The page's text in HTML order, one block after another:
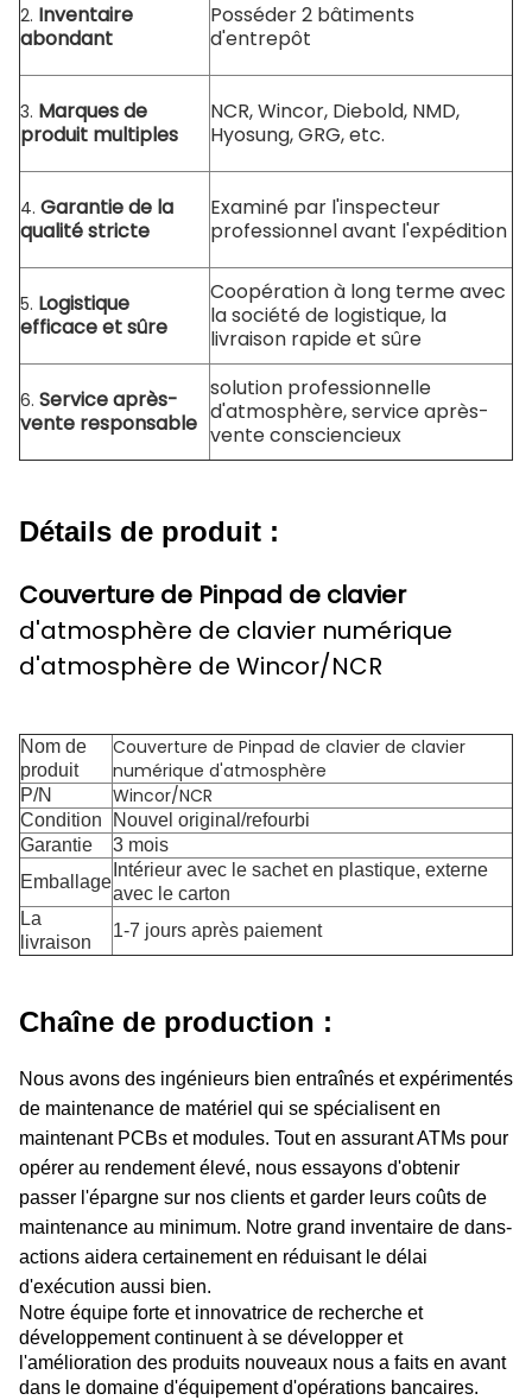
2. Inventaire
abondant
Posséder 2 bâtiments
d'entrepôt
3. Marques de
produit multiples
NCR, Wincor, Diebold, NMD,
Hyosung, GRG, etc.
4. Garantie de la
qualité stricte
Examiné par l'inspecteur
professionnel avant l'expédition
5. Logistique
efficace et sûre
Coopération à long terme avec
la société de logistique, la
livraison rapide et sûre
6. Service après-
vente responsable
solution professionnelle
d'atmosphère, service après-
vente consciencieux
Détails de produit :
Couverture de Pinpad de clavier
d'atmosphère de clavier numérique
d'atmosphère de Wincor/NCR
Nom de
produit
Couverture de Pinpad de clavier de clavier
numérique d'atmosphère
P/N Wincor/NCR
Condition
Nouvel original/refourbi
Garantie
3 mois
Emballage
Intérieur avec le sachet en plastique, externe
avec le carton
La
livraison
1-7 jours après paiement
Chaîne de production :
Nous avons des ingénieurs bien entraînés et expérimentés
de maintenance de matériel qui se spécialisent en
maintenant PCBs et modules. Tout en assurant ATMs pour
opérer au rendement élevé, nous essayons d'obtenir
passer l'épargne sur nos clients et garder leurs coûts de
maintenance au minimum. Notre grand inventaire de dans-
actions aidera certainement en réduisant le délai
d'exécution aussi bien.
Notre équipe forte et innovatrice de recherche et
développement continuent à se développer et
l'amélioration des produits nouveaux nous a faits en avant
dans le domaine d'équipement d'opérations bancaires.